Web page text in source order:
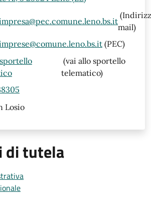
mail)
(PEC)
(vai allo sportello
telematico)
Losio
di tutela